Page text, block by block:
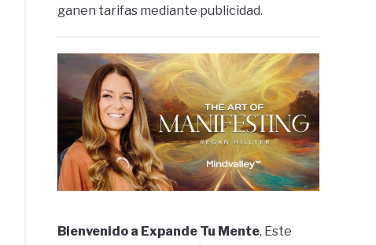
ganen tarifas mediante publicidad.
Bienvenido a Expande Tu Mente. Este